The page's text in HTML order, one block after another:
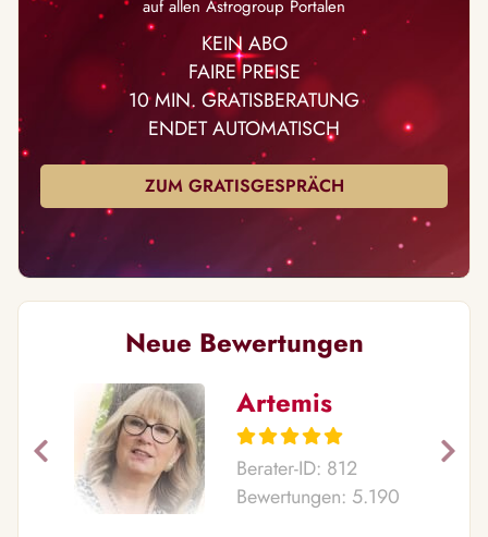
auf allen Astrogroup Portalen
KEIN ABO
FAIRE PREISE
10 MIN. GRATISBERATUNG
ENDET AUTOMATISCH
ZUM GRATISGESPRÄCH
Neue Bewertungen
Artemis
Berater-ID: 812
Bewertungen: 5.190